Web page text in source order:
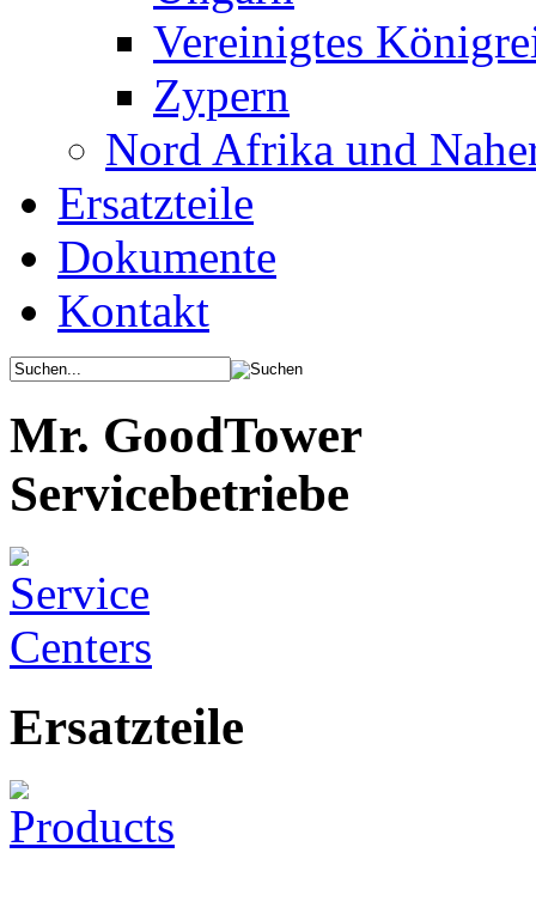
Vereinigtes
Zypern
Nord Afrika und
Ersatzteile
Dokumente
Kontakt
Mr. GoodTower
Servicebetriebe
Ersatzteile